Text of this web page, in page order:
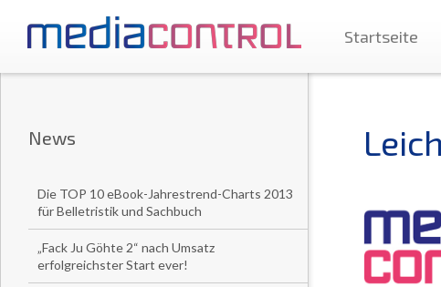
Startseite
News
Die TOP 10 eBook-Jahrestrend-Charts 2013
für Belletristik und Sachbuch
„Fack Ju Göhte 2“ nach Umsatz
erfolgreichster Start ever!